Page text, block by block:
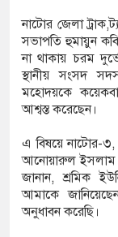
নাটোর জেলা
সভাপতি হুমায়ুন
না থাকায় চরম
স্থানীয় সংসদ
মহোদয়কে
আশ্বস্ত করেছেন।
এ বিষয়ে নাটোর-
আনোয়ারুল ইসলাম
জানান, শ্রমিক
আমাকে
অনুধাবন করেছি।